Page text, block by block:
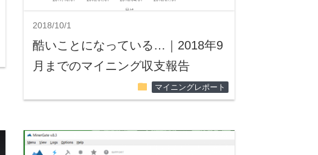
2018/10/1
酷いことになっている…｜2018年9
月までのマイニング収支報告
folder マイニングレポート